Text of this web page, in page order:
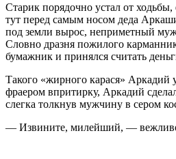
Старик порядочно устал от
тут перед самым носом деда
под земли вырос, неприметный
Словно дразня пожилого
бумажник и принялся считать
Такого «жирного карася» Аркадий
фраером впритирку, Аркадий
слегка толкнув мужчину в сером
— Извините, милейший, —